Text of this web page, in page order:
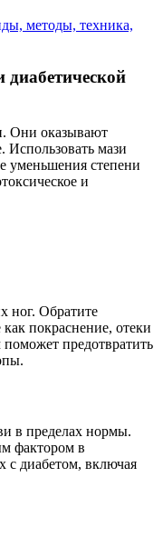
методы, техника,
Они оказывают
Использовать мази
уменьшения степени
и
ног. Обратите
покраснение, отеки
предотвратить
в пределах нормы.
фактором в
с диабетом, включая